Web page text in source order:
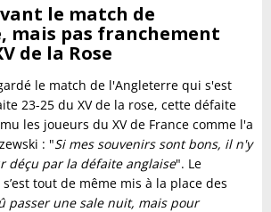
le match de
mais pas franchement
de la Rose
le match de l'Angleterre qui s'est
23-25 du XV de la rose, cette défaite
les joueurs du XV de France comme l'a
: "Si mes souvenirs sont bons, il n'y
déçu par la défaite anglaise". Le
tout de même mis à la place des
passer une sale nuit, mais pour